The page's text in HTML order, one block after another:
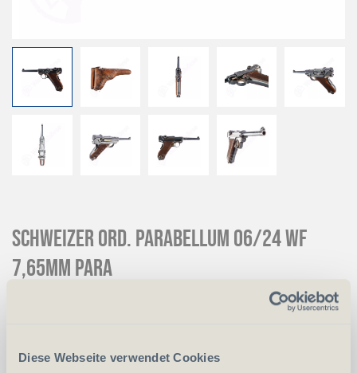
Diese Webseite verwendet Cookies
Schweizer Ord. Parabellum 06/24 WF
7,65mm para